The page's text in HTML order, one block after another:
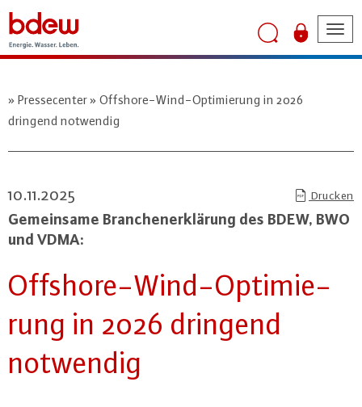
Pressecenter
Offshore-Wind-Optimierung in 2026
dringend notwendig
10.11.2025 Drucken
Ge­mein­sa­me Bran­chen­er­klä­rung des BDEW, BWO
und VDMA:
Off­shore-Wind-Op­ti­mie­
rung in 2026 dringend
notwendig